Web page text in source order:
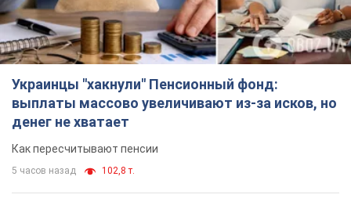
Украинцы "хакнули" Пенсионный фонд:
выплаты массово увеличивают из-за исков, но
денег не хватает
Как пересчитывают пенсии
5 часов назад 102,8 т.